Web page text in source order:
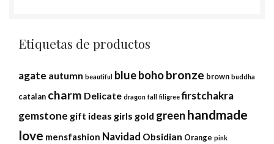
Etiquetas de productos
agate autumn beautiful bluebohobronze brown buddha
catalan charm Delicate dragon fall filigree firstchakra
gemstone gift ideas girls gold greenhandmade
love mensfashion Navidad Obsidian Orange pink